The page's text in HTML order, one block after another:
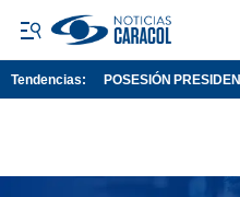
Tendencias: POSESIÓN